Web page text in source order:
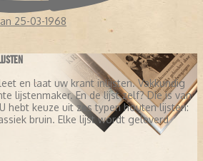
25-03-1968
en laat uw krant inlijsten. Vakkundig
lijstenmaker. En de lijst zelf? Die is van
hebt keuze uit zes typen houten lijsten:
bruin. Elke lijst wordt geleverd